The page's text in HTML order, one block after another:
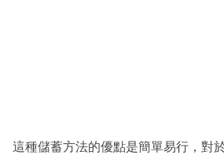
這種儲蓄方法的優點是簡單易行，對